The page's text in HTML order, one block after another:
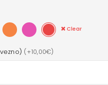
Clear
(+10,00€)